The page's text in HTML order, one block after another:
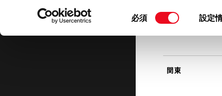
て」をご覧ください。
同
必須 設定
東北
関東